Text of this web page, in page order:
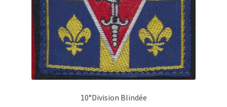
10°Division Blindée